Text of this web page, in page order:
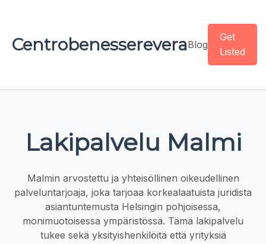
CentrobenessereveraBlog
Get
Listed
Lakipalvelu Malmi
Malmin arvostettu ja yhteisöllinen oikeudellinen
palveluntarjoaja, joka tarjoaa korkealaatuista juridista
asiantuntemusta Helsingin pohjoisessa,
monimuotoisessa ympäristössä. Tämä lakipalvelu
tukee sekä yksityishenkilöitä että yrityksiä